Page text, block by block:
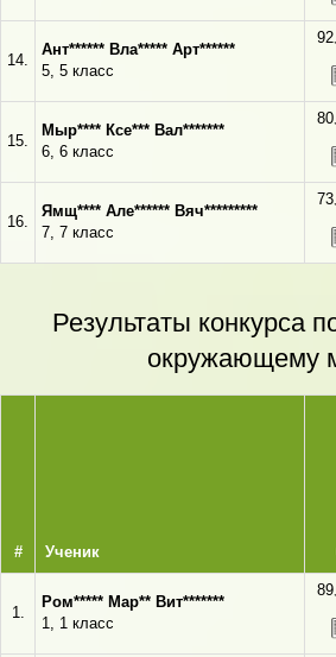
14.
Ант****** Вла***** Арт******
5, 5 класс
92
15.
Мыр**** Ксе*** Вал*******
6, 6 класс
80
16.
Ямщ**** Але****** Вяч*********
7, 7 класс
73
Результаты конкурса
окружающему
# Ученик
1.
Ром***** Мар** Вит*******
1, 1 класс
89